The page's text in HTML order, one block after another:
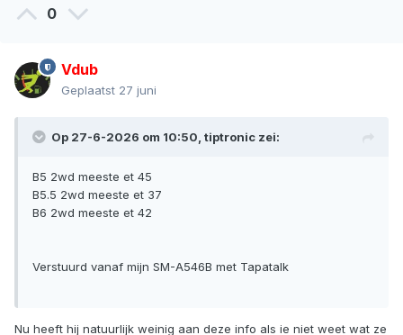
0
Vdub
Geplaatst 27 juni
Op 27-6-2026 om 10:50, tiptronic zei:
B5 2wd meeste et 45
B5.5 2wd meeste et 37
B6 2wd meeste et 42
Verstuurd vanaf mijn SM-A546B met Tapatalk
Nu heeft hij natuurlijk weinig aan deze info als ie niet weet wat ze